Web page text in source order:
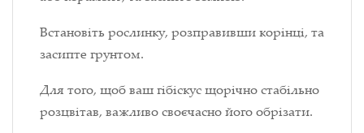
Встановіть рослинку, розправивши корінці, та
засипте грунтом.
Для того, щоб ваш гібіскус щорічно стабільно
розцвітав, важливо своєчасно його обрізати.